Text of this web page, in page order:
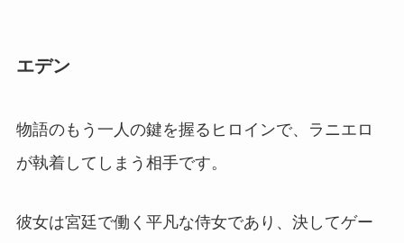
エデン
物語のもう一人の鍵を握るヒロインで、ラニエロ
が執着してしまう相手です。
彼女は宮廷で働く平凡な侍女であり、決してゲー